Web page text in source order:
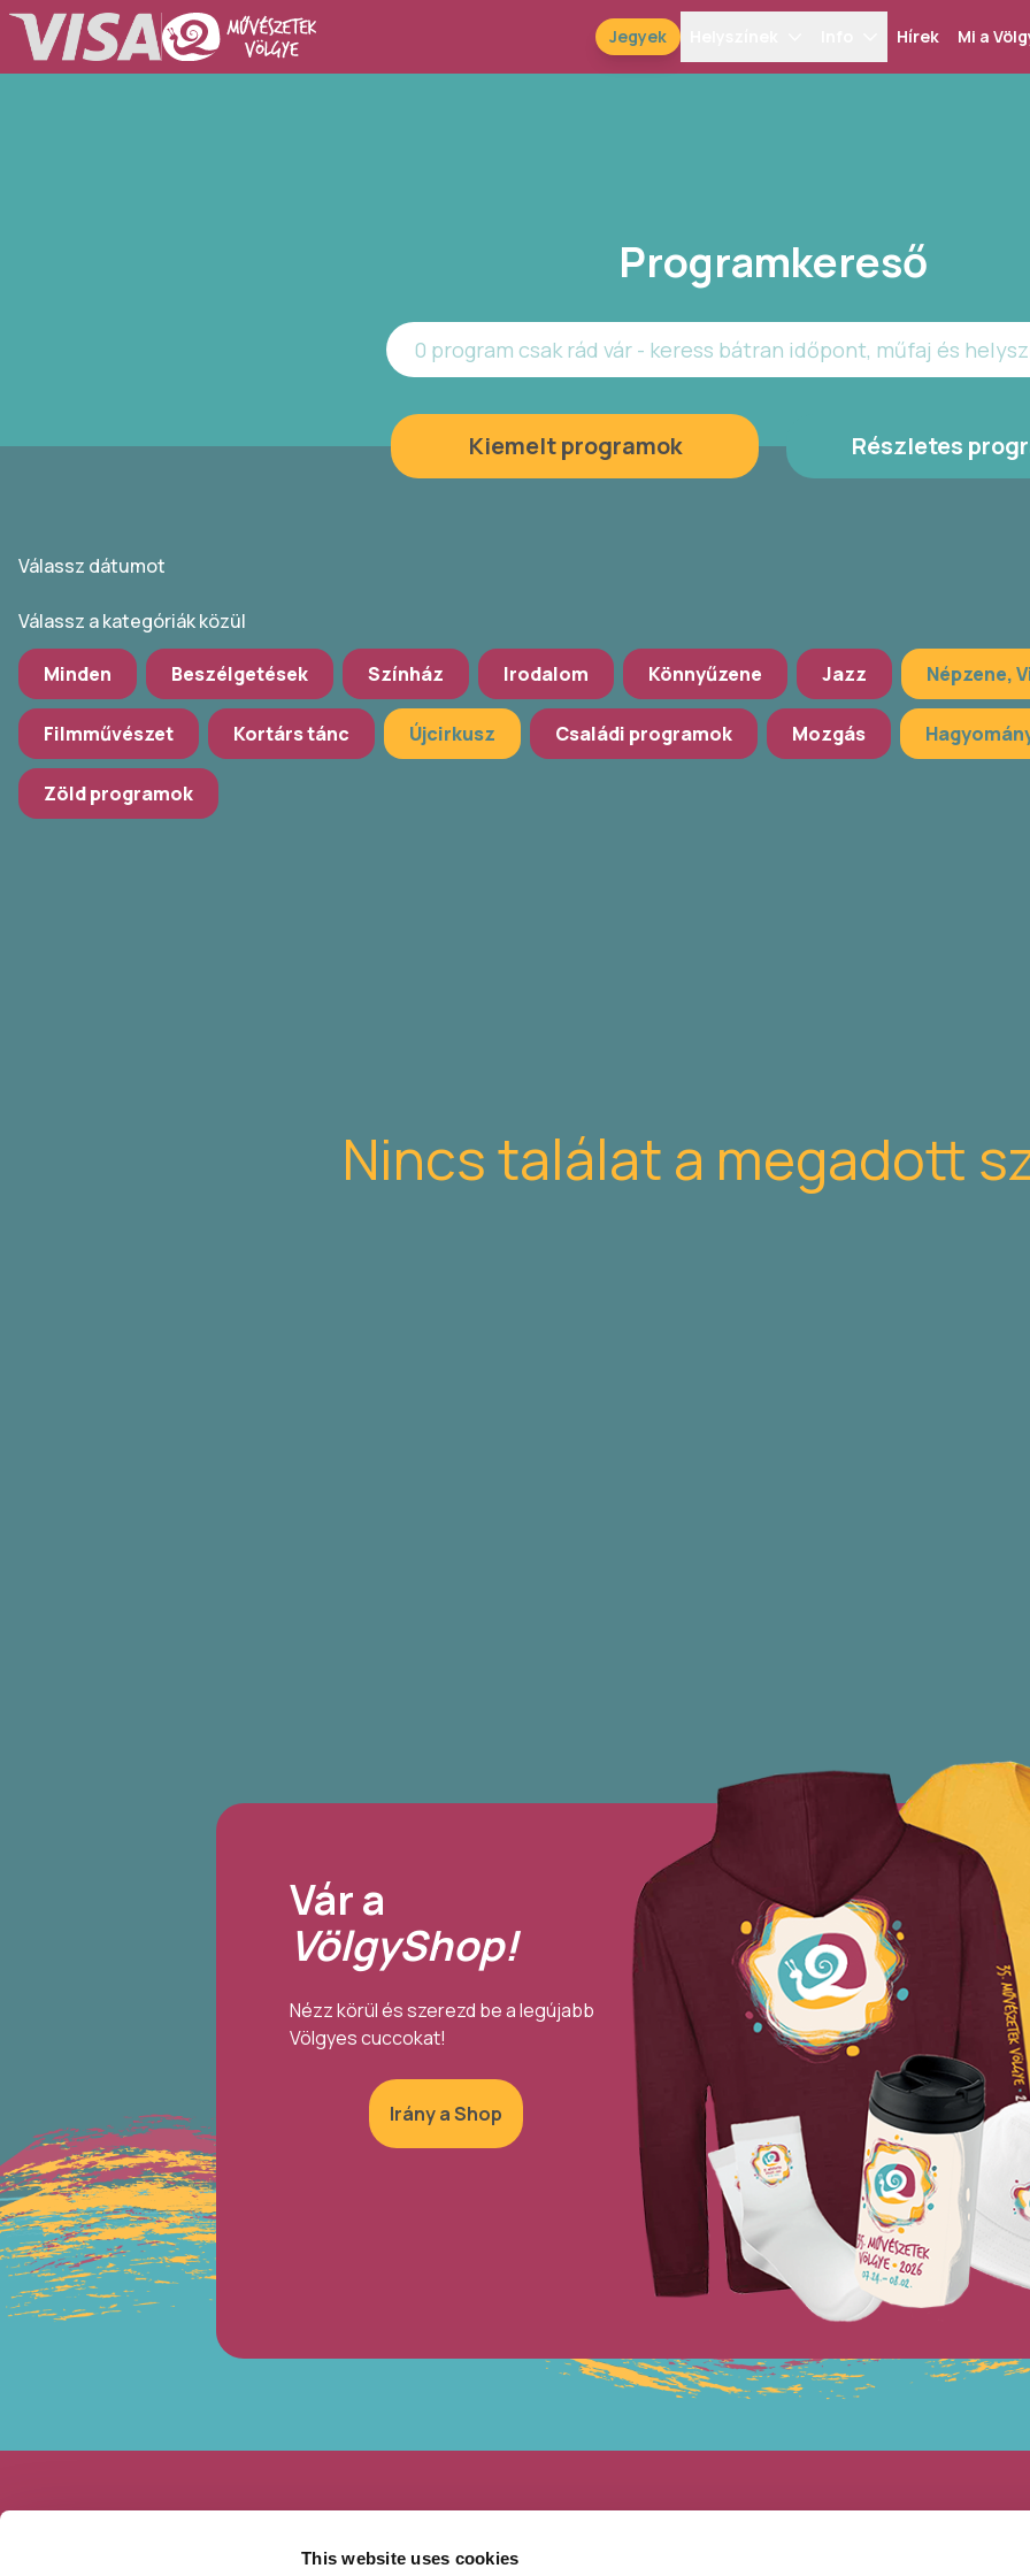
This website uses cookies
Jegyek Hírek Mi a
Programkereső
0 program csak rád vár - keress bátran időpont, műfaj és
Kiemelt programok Részletes
Válassz dátumot
Válassz a kategóriák közül
Minden Beszélgetések Színház Irodalom Könnyűzene Jazz Népzene,
Filmművészet Kortárs tánc Újcirkusz Családi programok Mozgás
Zöld programok
Nincs találat a megadott
Vár a
VölgyShop!
Nézz körül és szerezd be a legújabb
Völgyes cuccokat!
Irány a Shop